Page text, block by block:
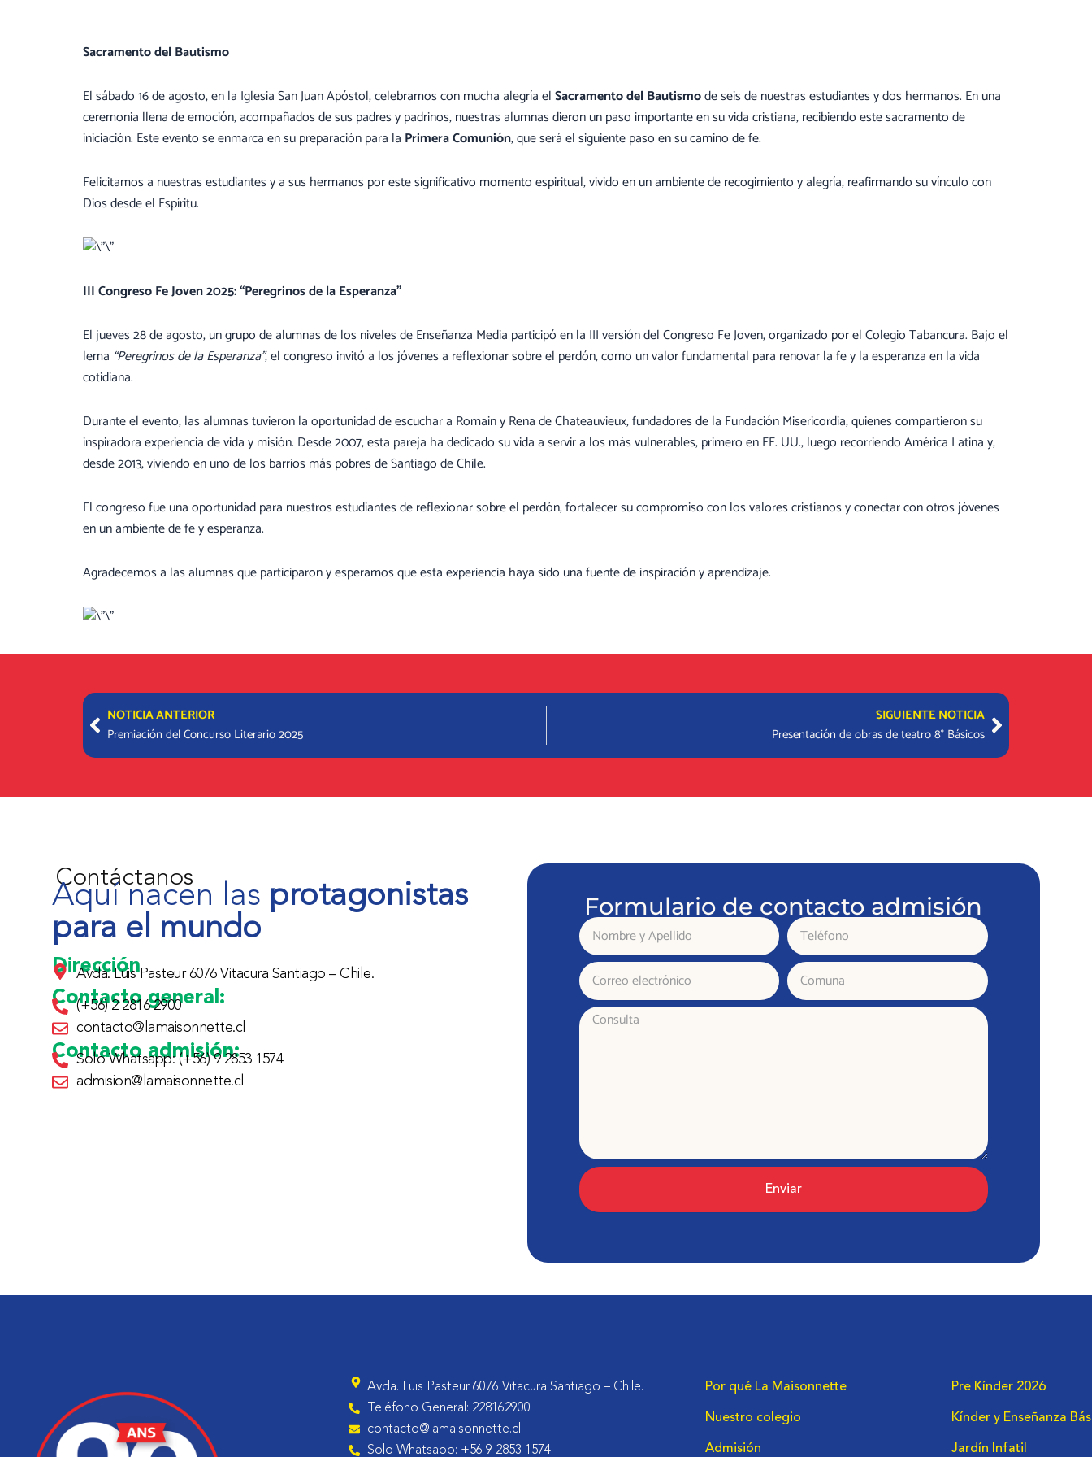
Sacramento del Bautismo
El sábado 16 de agosto, en la Iglesia San Juan Apóstol, celebramos con mucha alegría elSacramento del Bautismode seis de nuestras estudiantes y dos hermanos. En una
ceremonia llena de emoción, acompañados de sus padres y padrinos, nuestras alumnas dieron un paso importante en su vida cristiana, recibiendo este sacramento de
iniciación. Este evento se enmarca en su preparación para la Primera Comunión, que será el siguiente paso en su camino de fe.
Felicitamos a nuestras estudiantes y a sus hermanos por este significativo momento espiritual, vivido en un ambiente de recogimiento y alegría, reafirmando su vínculo con
Dios desde el Espíritu.
III Congreso Fe Joven 2025: “Peregrinos de la Esperanza”
El jueves 28 de agosto, un grupo de alumnas de los niveles de Enseñanza Media participó en la III versión del Congreso Fe Joven, organizado por el Colegio Tabancura. Bajo el
lema “Peregrinos de la Esperanza”, el congreso invitó a los jóvenes a reflexionar sobre el perdón, como un valor fundamental para renovar la fe y la esperanza en la vida
cotidiana.
Durante el evento, las alumnas tuvieron la oportunidad de escuchar a Romain y Rena de Chateauvieux, fundadores de la Fundación Misericordia, quienes compartieron su
inspiradora experiencia de vida y misión. Desde 2007, esta pareja ha dedicado su vida a servir a los más vulnerables, primero en EE. UU., luego recorriendo América Latina y,
desde 2013, viviendo en uno de los barrios más pobres de Santiago de Chile.
El congreso fue una oportunidad para nuestros estudiantes de reflexionar sobre el perdón, fortalecer su compromiso con los valores cristianos y conectar con otros jóvenes
en un ambiente de fe y esperanza.
Agradecemos a las alumnas que participaron y esperamos que esta experiencia haya sido una fuente de inspiración y aprendizaje.
PrevNOTICIA ANTERIOR
Premiación del Concurso Literario 2025
SIGUIENTE NOTICIA
Presentación de obras de teatro 8° Básicos
Next
Contáctanos
Aquí nacen las protagonistas
para el mundo
Dirección
Avda. Luis Pasteur 6076 Vitacura Santiago – Chile.
Contacto general:
(+56) 2 2816 2900
contacto@lamaisonnette.cl
Contacto admisión:
Solo Whatsapp: (+56) 9 2853 1574
admision@lamaisonnette.cl
Formulario de contacto admisión
Nombre
y
Apellido
Teléfono
Correo
electrónico
Comuna
Consulta
Enviar
Avda. Luis Pasteur 6076 Vitacura Santiago – Chile.
Teléfono General: 228162900
contacto@lamaisonnette.cl
Solo Whatsapp: +56 9 2853 1574
Por qué La Maisonnette
Nuestro colegio
Admisión
Pre Kínder 2026
Kínder y Enseñanza
Jardín Infatil